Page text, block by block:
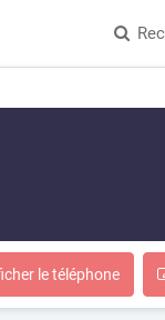
le téléphone